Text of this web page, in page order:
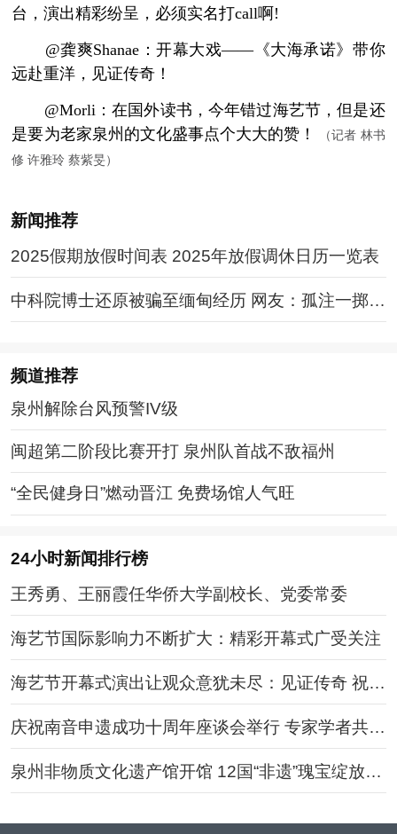
台，演出精彩纷呈，必须实名打call啊!
@龚爽Shanae：开幕大戏——《大海承诺》带你
远赴重洋，见证传奇！
@Morli：在国外读书，今年错过海艺节，但是还
是要为老家泉州的文化盛事点个大大的赞！
（记者 林书
修 许雅玲 蔡紫旻）
新闻推荐
2025假期放假时间表 2025年放假调休日历一览表
中科院博士还原被骗至缅甸经历 网友：孤注一掷现
实版
频道推荐
泉州解除台风预警IV级
闽超第二阶段比赛开打 泉州队首战不敌福州
“全民健身日”燃动晋江 免费场馆人气旺
24小时新闻排行榜
王秀勇、王丽霞任华侨大学副校长、党委常委
海艺节国际影响力不断扩大：精彩开幕式广受关注
海艺节开幕式演出让观众意犹未尽：见证传奇 祝福
泉州
庆祝南音申遗成功十周年座谈会举行 专家学者共交
流
泉州非物质文化遗产馆开馆 12国“非遗”瑰宝绽放光
华